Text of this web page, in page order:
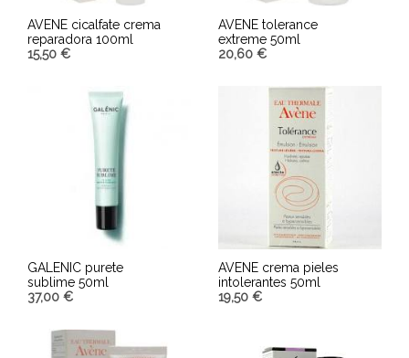
AVENE cicalfate crema
reparadora 100ml
15,50 €
AÑADIR AL CARRITO
AVENE tolerance
extreme 50ml
20,60 €
AÑADIR AL CARRITO
GALENIC purete
sublime 50ml
37,00 €
AÑADIR AL CARRITO
AVENE crema pieles
intolerantes 50ml
19,50 €